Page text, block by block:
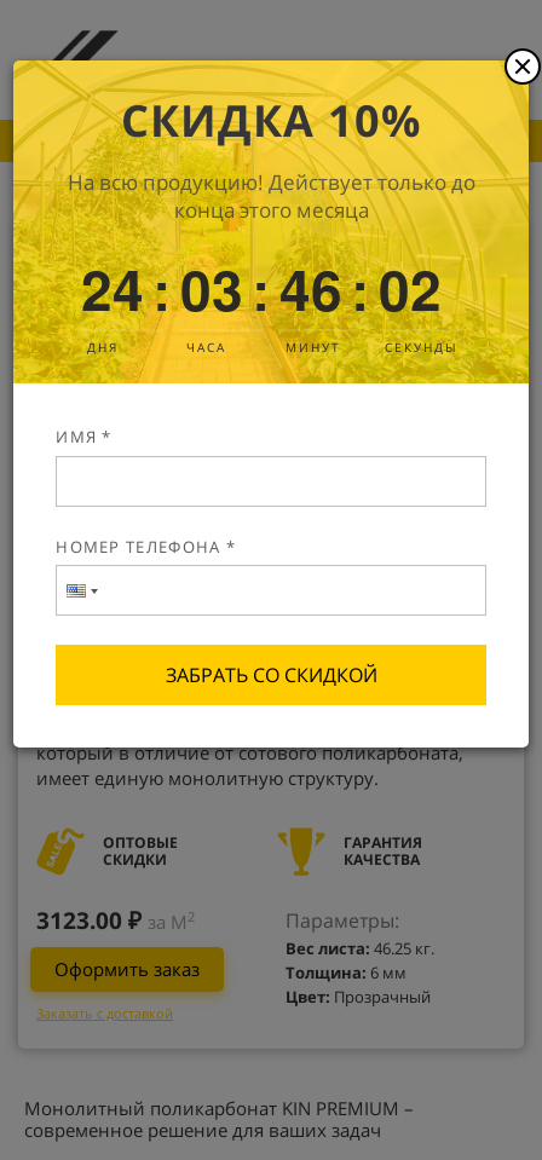
ПОКА ДРУГИЕ ПРОИЗВОДИТЕЛИ
Монолитный поликарбонат Kin
Premium6 мм
В наличии Артикул: 3123
Монолитный поликарбонат KIN PREMIUM от
который в отличие от сотового поликарбоната,
имеет единую монолитную структуру.
ОПТОВЫЕ
СКИДКИ
ГАРАНТИЯ
КАЧЕСТВА
3123.00 ₽ за М 2
Оформить заказ
Заказать с доставкой
Параметры:
Вес листа: 46.25 кг.
Толщина: 6 мм
Цвет: Прозрачный
Монолитный поликарбонат KIN PREMIUM –
современное решение для ваших задач
СКИДКА 10%
На всю продукцию! Действует только до
конца этого месяца
24:
ДНЯ
03:
ЧАСА
46:
МИНУТ
01
СЕКУНДА
ИМЯ *
НОМЕР ТЕЛЕФОНА *
ЗАБРАТЬ СО СКИДКОЙ